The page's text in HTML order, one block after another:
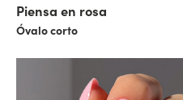
Piensa en rosa
Óvalo corto